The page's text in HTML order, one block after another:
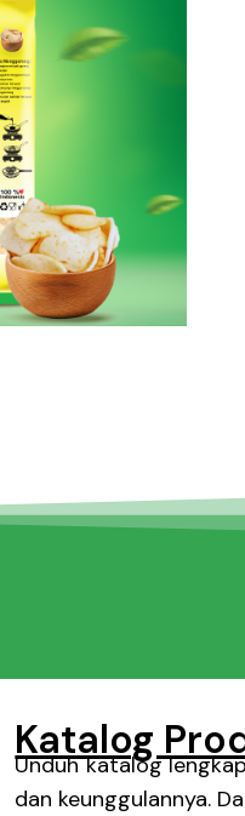
Katalog
Unduh katalog
dan keunggulannya.